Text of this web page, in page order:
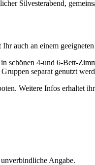
Silvesterabend,
auch an einem
schönen 4-und 6-Bett-
separat genutzt
Weitere Infos erhaltet
Angabe.